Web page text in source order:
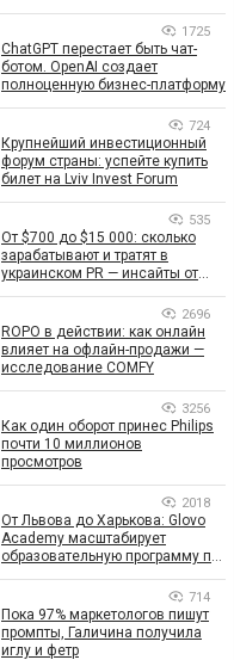
1725
ChatGPT перестает быть чат-
ботом. OpenAI создает
полноценную бизнес-платформу
724
Крупнейший инвестиционный
форум страны: успейте купить
билет на Lviv Invest Forum
535
От $700 до $15 000: сколько
зарабатывают и тратят в
украинском PR — инсайты от
2696
ROPO в действии: как онлайн
влияет на офлайн-продажи —
исследование COMFY
3256
Как один оборот принес Philips
почти 10 миллионов
просмотров
2018
От Львова до Харькова: Glovo
Academy масштабирует
образовательную программу по
714
Пока 97% маркетологов пишут
промпты, Галичина получила
иглу и фетр